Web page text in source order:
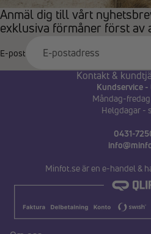
Anmäl dig till vårt
exklusiva förmåner först av
E-post
Kontakt &
Kundservice
Måndag-fredag
Helgdagar -
0431-
Minfot.se är en e-handel &